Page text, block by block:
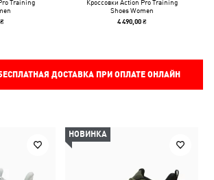
Training
Кроссовки Action Pro Training
Shoes Women
4 490,00 ₴
ДОСТАВКА ПРИ ОПЛАТЕ ОНЛАЙН
НОВИНКА